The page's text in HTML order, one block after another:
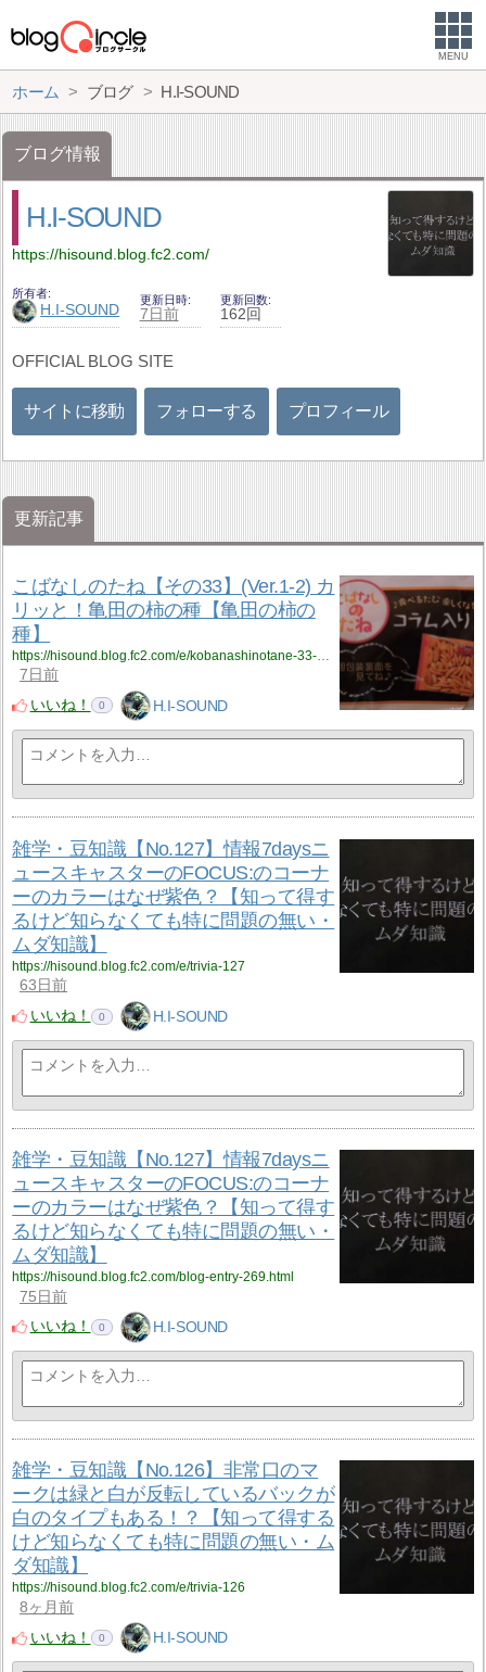
MENU
ホーム ブログ H.I-SOUND
ブログ情報
H.I-SOUND
https://hisound.blog.fc2.com/
所有者
H.I-SOUND
更新日時
7日前
更新回数
162回
OFFICIAL BLOG SITE
サイトに移動 フォローする プロフィール
更新記事
こばなしのたね【その33】(Ver.1-2) カ
リッと！亀田の柿の種【亀田の柿の
種】
https://hisound.blog.fc2.com/e/kobanashinotane-33-1-2
7日前
いいね！
0 H.I-SOUND
雑学・豆知識【No.127】情報7daysニ
ュースキャスターのFOCUS:のコーナ
ーのカラーはなぜ紫色？【知って得す
るけど知らなくても特に問題の無い・
ムダ知識】
https://hisound.blog.fc2.com/e/trivia-127
63日前
いいね！
0 H.I-SOUND
雑学・豆知識【No.127】情報7daysニ
ュースキャスターのFOCUS:のコーナ
ーのカラーはなぜ紫色？【知って得す
るけど知らなくても特に問題の無い・
ムダ知識】
https://hisound.blog.fc2.com/blog-entry-269.html
75日前
いいね！
0 H.I-SOUND
雑学・豆知識【No.126】非常口のマ
ークは緑と白が反転しているバックが
白のタイプもある！？【知って得する
けど知らなくても特に問題の無い・ム
ダ知識】
https://hisound.blog.fc2.com/e/trivia-126
8ヶ月前
いいね！
0 H.I-SOUND